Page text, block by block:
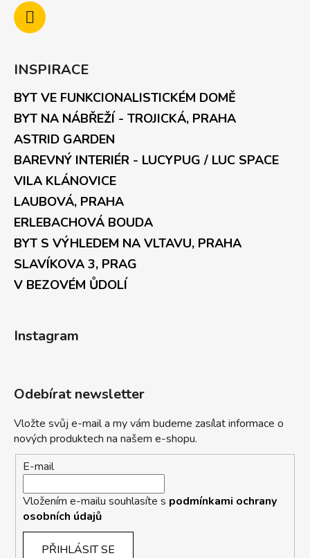
INSPIRACE
BYT VE FUNKCIONALISTICKÉM DOMĚ
BYT NA NÁBŘEŽÍ - TROJICKÁ, PRAHA
ASTRID GARDEN
BAREVNÝ INTERIÉR - LUCYPUG / LUC SPACE
VILA KLÁNOVICE
LAUBOVÁ, PRAHA
ERLEBACHOVÁ BOUDA
BYT S VÝHLEDEM NA VLTAVU, PRAHA
SLAVÍKOVA 3, PRAG
V BEZOVÉM ŮDOLÍ
Instagram
Odebírat newsletter
Vložte svůj e-mail a my vám budeme zasílat informace o
nových produktech na našem e-shopu.
E-mail
Vložením e-mailu souhlasíte s podmínkami ochrany
osobních údajů
PŘIHLÁSIT SE